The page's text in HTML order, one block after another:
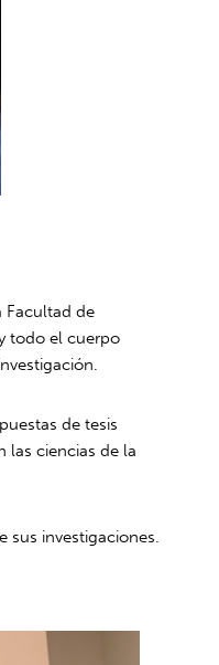
Facultad de
todo el cuerpo
de tesis
las ciencias de la
sus investigaciones.